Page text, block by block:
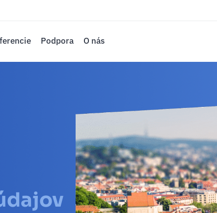
Podpora O nás